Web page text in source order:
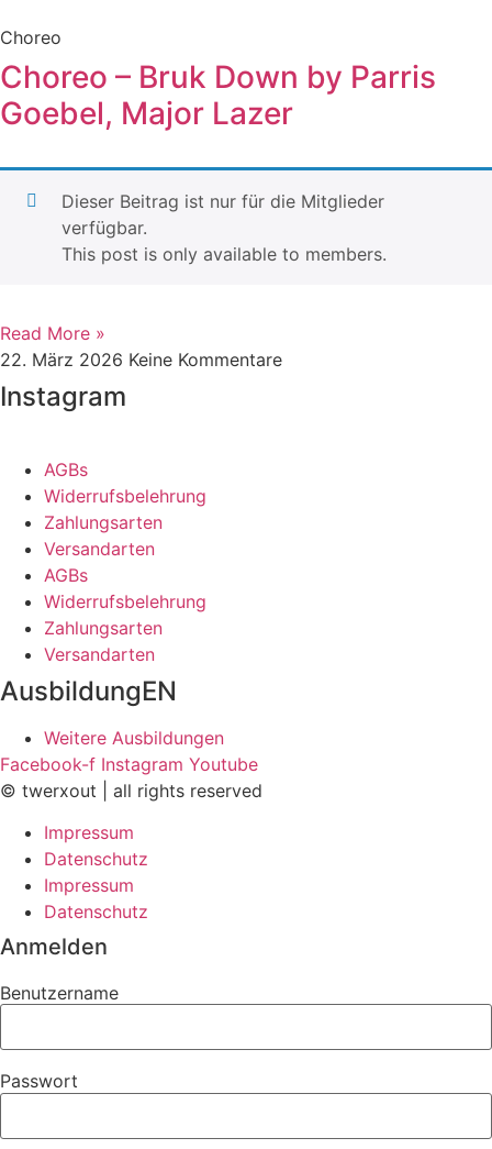
Choreo
Choreo – Bruk Down by Parris
Goebel, Major Lazer
Dieser Beitrag ist nur für die Mitglieder
verfügbar.
This post is only available to members.
Read More »
22. März 2026 Keine Kommentare
Instagram
AGBs
Widerrufsbelehrung
Zahlungsarten
Versandarten
AGBs
Widerrufsbelehrung
Zahlungsarten
Versandarten
AusbildungEN
Weitere Ausbildungen
Facebook-f Instagram Youtube
© twerxout | all rights reserved
Impressum
Datenschutz
Impressum
Datenschutz
Anmelden
Benutzername
Passwort